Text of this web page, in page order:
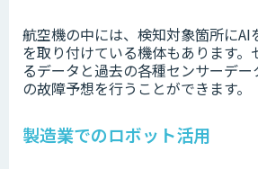
航空機の中には、検知対象箇所にAI
を取り付けている機体もあります
るデータと過去の各種センサーデ
の故障予想を行うことができます。
製造業でのロボット活用